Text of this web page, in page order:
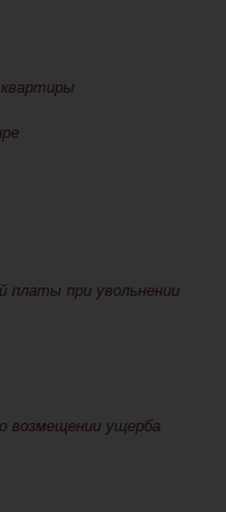
платы при увольнении
возмещении ущерба